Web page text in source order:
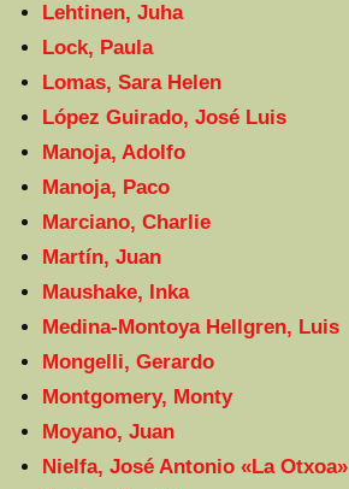
Lehtinen, Juha
Lock, Paula
Lomas, Sara Helen
López Guirado, José Luis
Manoja, Adolfo
Manoja, Paco
Marciano, Charlie
Martín, Juan
Maushake, Inka
Medina-Montoya Hellgren, Luis
Mongelli, Gerardo
Montgomery, Monty
Moyano, Juan
Nielfa, José Antonio «La Otxoa»